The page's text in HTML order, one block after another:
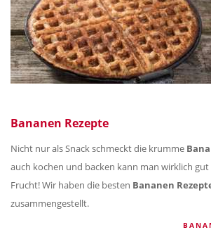
Bananen Rezepte
Nicht nur als Snack schmeckt die krumme
auch kochen und backen kann man wirklich
Frucht! Wir haben die besten Bananen
zusammengestellt.